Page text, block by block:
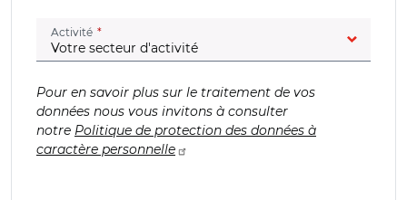
Activité (champ obligatoire)
Pour en savoir plus sur le traitement de vos
données nous vous invitons à consulter
notre Politique de protection des données à
caractère personnelle